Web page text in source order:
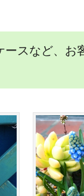
スなど、お